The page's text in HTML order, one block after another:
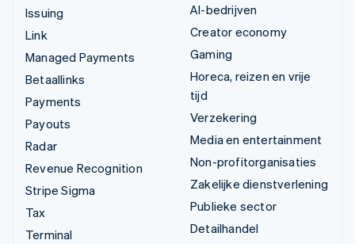
Issuing
Link
Managed Payments
Betaallinks
Payments
Payouts
Radar
Revenue Recognition
Stripe Sigma
Tax
Terminal
AI-bedrijven
Creator economy
Gaming
Horeca, reizen en vrije
tijd
Verzekering
Media en entertainment
Non-profitorganisaties
Zakelijke dienstverlening
Publieke sector
Detailhandel